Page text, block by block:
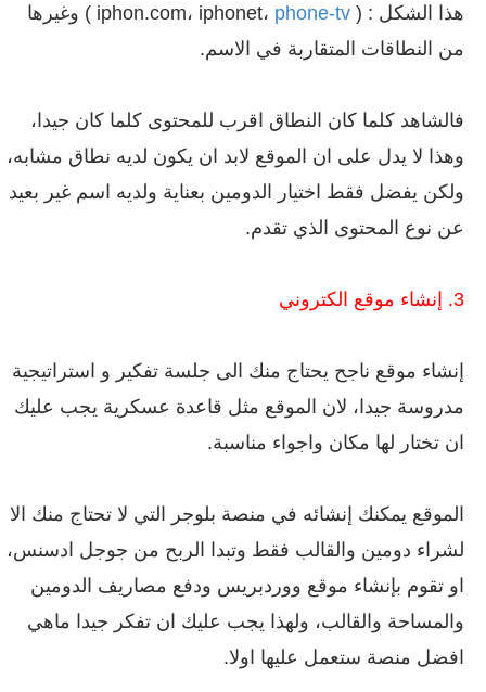
هذا الشكل : ( iphon.com، iphonet، phone-tv
) وغيرها
من النطاقات المتقاربة في الاسم.
فالشاهد كلما كان النطاق اقرب للمحتوى كلما كان جيدا،
وهذا لا يدل على ان الموقع لابد ان يكون لديه نطاق مشابه،
ولكن يفضل فقط اختيار الدومين بعناية ولديه اسم غير بعيد
عن نوع المحتوى الذي تقدم.
3. إنشاء موقع الكتروني
إنشاء موقع ناجح يحتاج منك الى جلسة تفكير و استراتيجية
مدروسة جيدا، لان الموقع مثل قاعدة عسكرية يجب عليك
ان تختار لها مكان واجواء مناسبة.
الموقع يمكنك إنشائه في منصة بلوجر التي لا تحتاج منك الا
لشراء دومين والقالب فقط وتبدا الربح من جوجل ادسنس،
او تقوم بإنشاء موقع ووردبريس ودفع مصاريف الدومين
والمساحة والقالب، ولهذا يجب عليك ان تفكر جيدا ماهي
افضل منصة ستعمل عليها اولا.